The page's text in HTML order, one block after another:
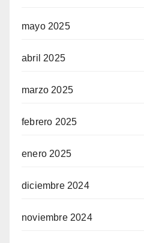
mayo 2025
abril 2025
marzo 2025
febrero 2025
enero 2025
diciembre 2024
noviembre 2024